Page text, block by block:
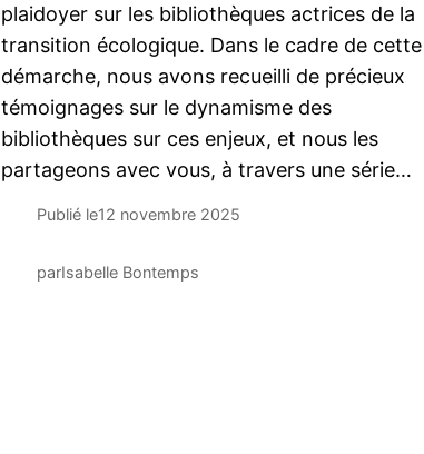
plaidoyer sur les bibliothèques actrices de la
transition écologique. Dans le cadre de cette
démarche, nous avons recueilli de précieux
témoignages sur le dynamisme des
bibliothèques sur ces enjeux, et nous les
partageons avec vous, à travers une série…
Publié le12 novembre 2025
parIsabelle Bontemps